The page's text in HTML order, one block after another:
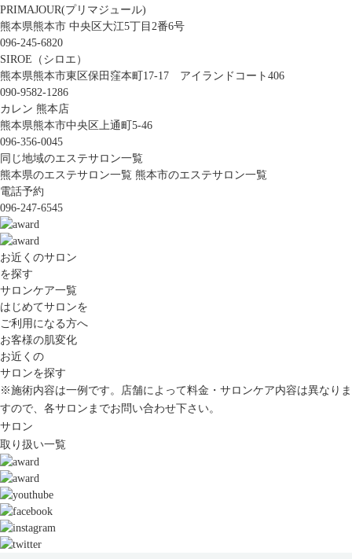
PRIMAJOUR(プリマジュール)
熊本県熊本市 中央区大江5丁目2番6号
096-245-6820
SIROE（シロエ）
熊本県熊本市東区保田窪本町17-17 アイランドコート406
090-9582-1286
カレン 熊本店
熊本県熊本市中央区上通町5-46
096-356-0045
同じ地域のエステサロン一覧
熊本県のエステサロン一覧 熊本市のエステサロン一覧
電話予約
096-247-6545
お近くのサロン
を探す
サロンケア一覧
はじめてサロンを
ご利用になる方へ
お客様の肌変化
お近くの
サロンを探す
※施術内容は一例です。店舗によって料金・サロンケア内容は異なりま
すので、各サロンまでお問い合わせ下さい。
サロン
取り扱い一覧